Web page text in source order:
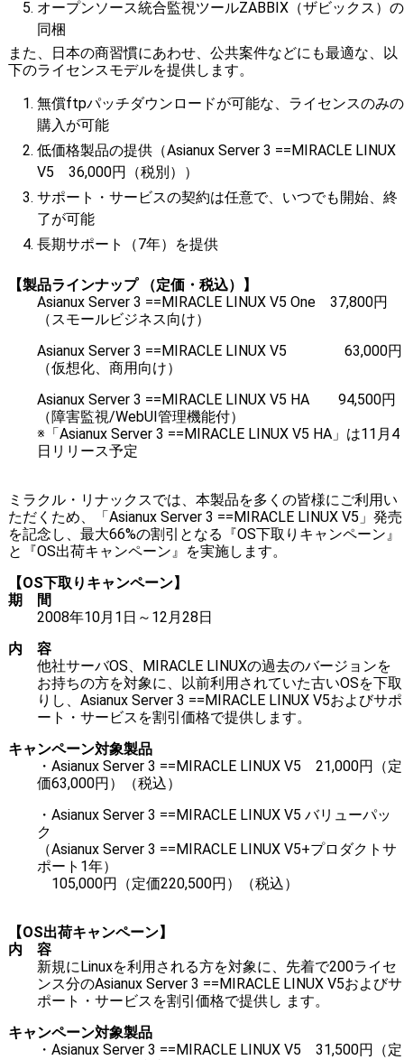
オープンソース統合監視ツールZABBIX（ザビックス）の
同梱
また、日本の商習慣にあわせ、公共案件などにも最適な、以
下のライセンスモデルを提供します。
無償ftpパッチダウンロードが可能な、ライセンスのみの
購入が可能
低価格製品の提供（Asianux Server 3 ==MIRACLE LINUX
V5 36,000円（税別））
サポート・サービスの契約は任意で、いつでも開始、終
了が可能
長期サポート（7年）を提供
【製品ラインナップ （定価・税込）】
Asianux Server 3 ==MIRACLE LINUX V5 One 37,800円
（スモールビジネス向け）
Asianux Server 3 ==MIRACLE LINUX V5 63,000円
（仮想化、商用向け）
Asianux Server 3 ==MIRACLE LINUX V5 HA 94,500円
（障害監視/WebUI管理機能付）
※「Asianux Server 3 ==MIRACLE LINUX V5 HA」は11月4
日リリース予定
ミラクル・リナックスでは、本製品を多くの皆様にご利用い
ただくため、「Asianux Server 3 ==MIRACLE LINUX V5」発売
を記念し、最大66%の割引となる『OS下取りキャンペーン』
と『OS出荷キャンペーン』を実施します。
【OS下取りキャンペーン】
期 間
2008年10月1日～12月28日
内 容
他社サーバOS、MIRACLE LINUXの過去のバージョンを
お持ちの方を対象に、以前利用されていた古いOSを下取
りし、Asianux Server 3 ==MIRACLE LINUX V5およびサポ
ート・サービスを割引価格で提供します。
キャンペーン対象製品
・Asianux Server 3 ==MIRACLE LINUX V5 21,000円（定
価63,000円）（税込）
・Asianux Server 3 ==MIRACLE LINUX V5 バリューパッ
ク
（Asianux Server 3 ==MIRACLE LINUX V5+プロダクトサ
ポート1年）
105,000円（定価220,500円）（税込）
【OS出荷キャンペーン】
内 容
新規にLinuxを利用される方を対象に、先着で200ライセ
ンス分のAsianux Server 3 ==MIRACLE LINUX V5およびサ
ポート・サービスを割引価格で提供し ます。
キャンペーン対象製品
・Asianux Server 3 ==MIRACLE LINUX V5 31,500円（定